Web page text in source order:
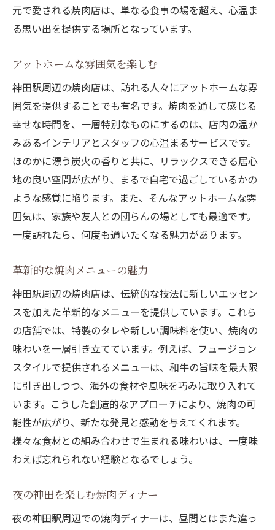
焼肉とワインの美味しい組み合わせ
焼肉で心を満たす神田駅周辺の極上店舗紹介
人気店の成功の秘訣に迫る
焼肉好きのための特別オファー
最高の肉質を誇る神田駅の焼肉店
美味しさを追求したサービスの提供
至福の時を過ごすための焼肉店選び
和牛の旨味が広がる神田駅での焼肉体験
焼肉の美味しさを最大限に引き出すポイン
ト
和牛の旨味に驚かされる瞬間
和牛を楽しむための焼肉店ガイド
焼肉の奥深さを知る一日
新鮮な素材が生み出す絶品焼肉
神田駅から歩いて行ける絶品焼肉の世界へ
神田駅周辺の絶品焼肉店へのアクセス
地元で評判の焼肉店巡り
徒歩で楽しむ焼肉スポット探訪
焼肉の魅力を体感できるおすすめルート
駅近くで手軽に楽しむ焼肉の世界
神田駅からの散策と焼肉の楽しみ方
元で愛される焼肉店は、単なる食事の場を超え、心温ま
る思い出を提供する場所となっています。
アットホームな雰囲気を楽しむ
神田駅周辺の焼肉店は、訪れる人々にアットホームな雰
囲気を提供することでも有名です。焼肉を通して感じる
幸せな時間を、一層特別なものにするのは、店内の温か
みあるインテリアとスタッフの心温まるサービスです。
ほのかに漂う炭火の香りと共に、リラックスできる居心
地の良い空間が広がり、まるで自宅で過ごしているかの
ような感覚に陥ります。また、そんなアットホームな雰
囲気は、家族や友人との団らんの場としても最適です。
一度訪れたら、何度も通いたくなる魅力があります。
革新的な焼肉メニューの魅力
神田駅周辺の焼肉店は、伝統的な技法に新しいエッセン
スを加えた革新的なメニューを提供しています。これら
の店舗では、特製のタレや新しい調味料を使い、焼肉の
味わいを一層引き立てています。例えば、フュージョン
スタイルで提供されるメニューは、和牛の旨味を最大限
に引き出しつつ、海外の食材や風味を巧みに取り入れて
います。こうした創造的なアプローチにより、焼肉の可
能性が広がり、新たな発見と感動を与えてくれます。
様々な食材との組み合わせで生まれる味わいは、一度味
わえば忘れられない経験となるでしょう。
夜の神田を楽しむ焼肉ディナー
夜の神田駅周辺での焼肉ディナーは、昼間とはまた違っ